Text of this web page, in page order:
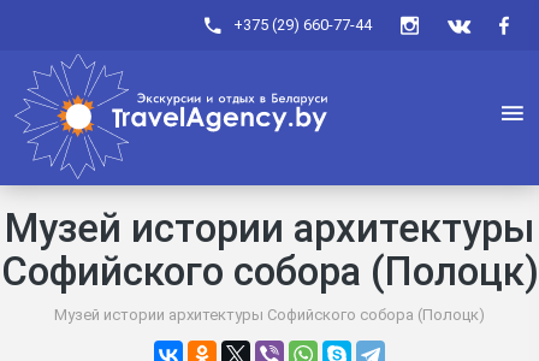
+375 (29) 660-77-44
Музей истории архитектуры
Софийского собора (Полоцк)
Музей истории архитектуры Софийского собора (Полоцк)